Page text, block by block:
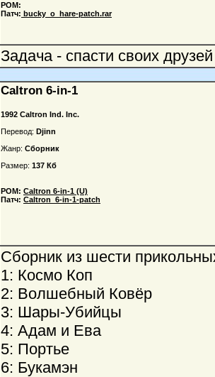
РОМ:
Патч: bucky_o_hare-patch.rar
Задача - спасти своих
Caltron 6-in-1
1992 Caltron Ind. Inc.
Перевод: Djinn
Жанр: Сборник
Размер: 137 Кб
РОМ: Caltron 6-in-1 (U)
Патч: Caltron_6-in-1-patch
Сборник из шести
1: Космо Коп
2: Волшебный Ковёр
3: Шары-Убийцы
4: Адам и Ева
5: Портье
6: Букамэн